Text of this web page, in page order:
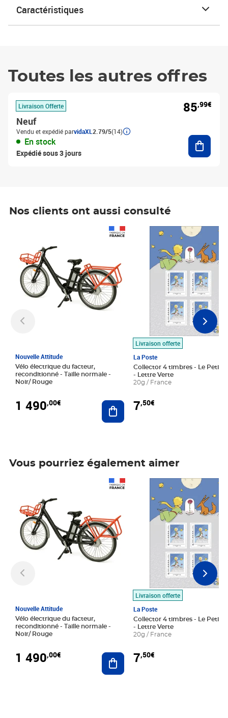
Caractéristiques
Toutes les autres offres
Livraison Offerte
Neuf
Vendu et expédié parvidaXL 2.79/5(14)
En stock
Expédié sous 3 jours
85,99€
Nos clients ont aussi consulté
Nouvelle Attitude
Vélo électrique du facteur,
reconditionné - Taille normale -
Noir/ Rouge
1 490,00€ Ajouter au panier
Livraison offerte
La Poste
Collector 4 timbres - Le Petit
- Lettre Verte
20g / France
7,50€
Prix 7,50€
Vous pourriez également aimer
Nouvelle Attitude
Vélo électrique du facteur,
reconditionné - Taille normale -
Noir/ Rouge
1 490,00€ Ajouter au panier
Livraison offerte
La Poste
Collector 4 timbres - Le Petit
- Lettre Verte
20g / France
7,50€
Prix 7,50€